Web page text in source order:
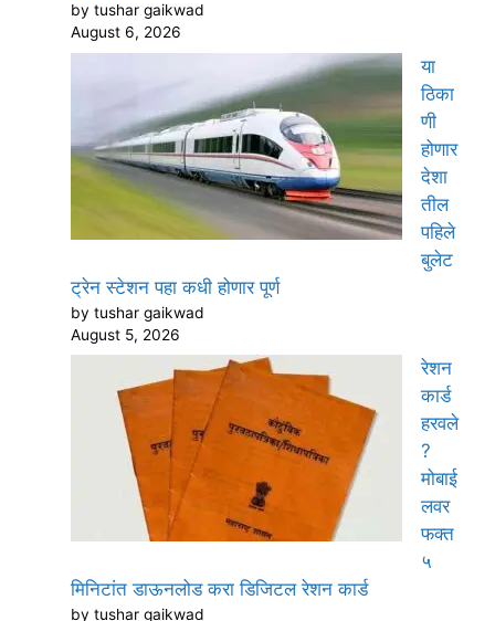
by tushar gaikwad
August 6, 2026
या
ठिका
णी
होणार
देशा
तील
पहिले
बुलेट
ट्रेन स्टेशन पहा कधी होणार पूर्ण
by tushar gaikwad
August 5, 2026
रेशन
कार्ड
हरवले
?
मोबाई
लवर
फक्त
५
मिनिटांत डाऊनलोड करा डिजिटल रेशन कार्ड
by tushar gaikwad